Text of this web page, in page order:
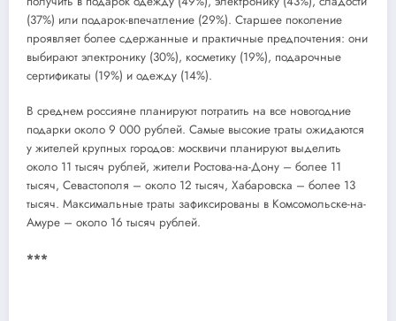
(37%) или подарок-впечатление (29%). Старшее поколение
проявляет более сдержанные и практичные предпочтения: они
выбирают электронику (30%), косметику (19%), подарочные
сертификаты (19%) и одежду (14%).
В среднем россияне планируют потратить на все новогодние
подарки около 9 000 рублей. Самые высокие траты ожидаются
у жителей крупных городов: москвичи планируют выделить
около 11 тысяч рублей, жители Ростова-на-Дону – более 11
тысяч, Севастополя – около 12 тысяч, Хабаровска – более 13
тысяч. Максимальные траты зафиксированы в Комсомольске-на-
Амуре – около 16 тысяч рублей.
***